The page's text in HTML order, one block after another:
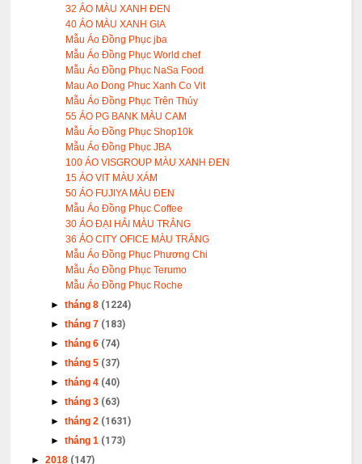
32 ÁO MÀU XANH ĐEN
40 ÁO MÀU XANH GIA
Mẫu Áo Đồng Phục jba
Mẫu Áo Đồng Phục World chef
Mẫu Áo Đồng Phục NaSa Food
Mau Ao Dong Phuc Xanh Co Vit
Mẫu Áo Đồng Phục Trên Thủy
55 ÁO PG BANK MÀU CAM
Mẫu Áo Đồng Phục Shop10k
Mẫu Áo Đồng Phục JBA
100 ÁO VISGROUP MÀU XANH ĐEN
15 ÁO VIT MÀU XÁM
50 ÁO FUJIYA MÀU ĐEN
Mẫu Áo Đồng Phục Coffee
30 ÁO ĐẠI HẢI MÀU TRẮNG
36 ÁO CITY OFICE MÀU TRẮNG
Mẫu Áo Đồng Phục Phương Chi
Mẫu Áo Đồng Phục Terumo
Mẫu Áo Đồng Phục Roche
►tháng 8 (1224)
►tháng 7 (183)
►tháng 6 (74)
►tháng 5 (37)
►tháng 4 (40)
►tháng 3 (63)
►tháng 2 (1631)
►tháng 1 (173)
►2018 (147)